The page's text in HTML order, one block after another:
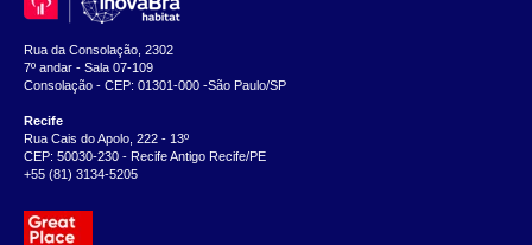
Rua da Consolação, 2302
7º andar - Sala 07-109
Consolação - CEP: 01301-000 -São Paulo/SP
Recife
Rua Cais do Apolo, 222 - 13º
CEP: 50030-230 - Recife Antigo Recife/PE
+55 (81) 3134-5205